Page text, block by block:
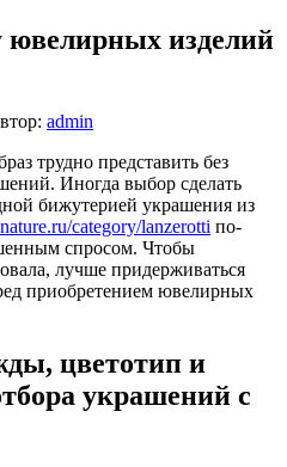
изделий
admin
трудно представить без
Иногда выбор сделать
бижутерией украшения из
category/lanzerotti по-
спросом. Чтобы
лучше придерживаться
приобретением ювелирных
цветотип и
украшений с